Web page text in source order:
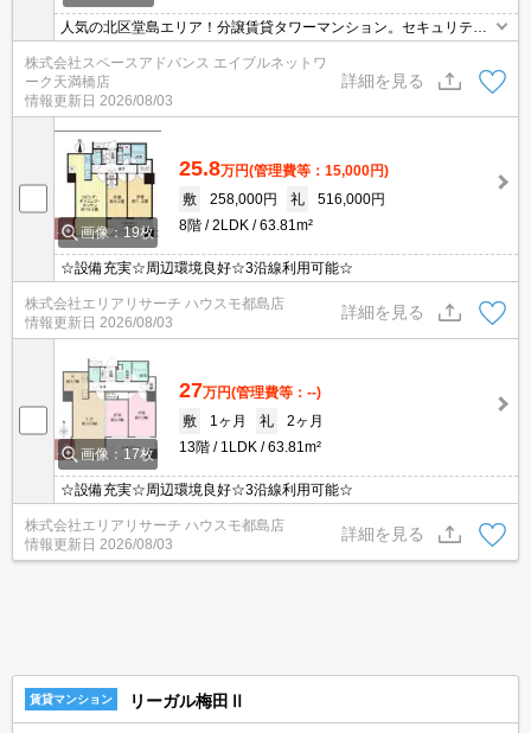
人気の北区堂島エリア！分譲賃貸タワーマンション。セキュリティ
システム付き。お問い合わせはエイブルネットワーク天満橋店ま
で！06－4790－2228
株式会社スペースアドバンス エイブルネットワ
ーク天満橋店
情報更新日 2026/08/03
詳細を見る
画像：19枚
25.8万円(管理費等：15,000円)
敷
258,000円 礼
516,000円
8階
2LDK 63.81m²
☆設備充実☆周辺環境良好☆3沿線利用可能☆
株式会社エリアリサーチ ハウスモ都島店
情報更新日 2026/08/03
詳細を見る
画像：17枚
27万円(管理費等：--)
敷
1ヶ月 礼
2ヶ月
13階
1LDK 63.81m²
☆設備充実☆周辺環境良好☆3沿線利用可能☆
株式会社エリアリサーチ ハウスモ都島店
情報更新日 2026/08/03
詳細を見る
賃貸マンション リーガル梅田Ⅱ